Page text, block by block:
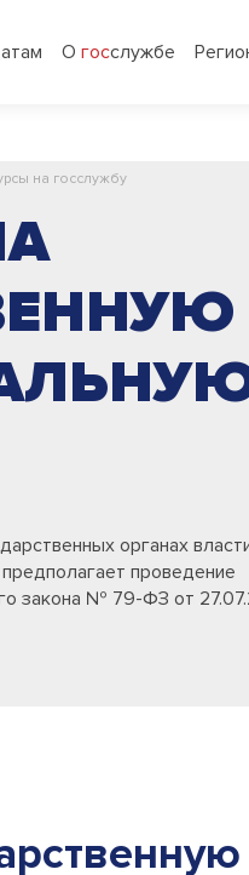
О госслужбе
на госслужбу
органах
проведение
закона № 79-ФЗ от